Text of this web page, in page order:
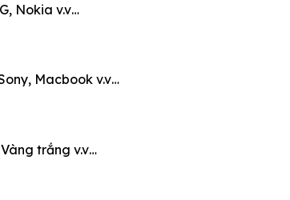
Nokia v.v…
Macbook v.v…
trắng v.v…